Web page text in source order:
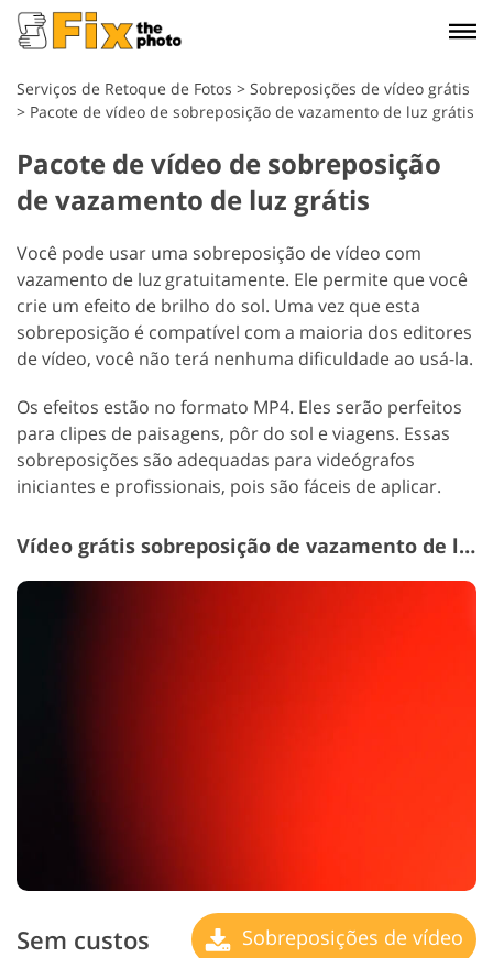
Serviços de Retoque de Fotos > Sobreposições de vídeo grátis
> Pacote de vídeo de sobreposição de vazamento de luz grátis
Pacote de vídeo de sobreposição
de vazamento de luz grátis
Você pode usar uma sobreposição de vídeo com
vazamento de luz gratuitamente. Ele permite que você
crie um efeito de brilho do sol. Uma vez que esta
sobreposição é compatível com a maioria dos editores
de vídeo, você não terá nenhuma dificuldade ao usá-la.
Os efeitos estão no formato MP4. Eles serão perfeitos
para clipes de paisagens, pôr do sol e viagens. Essas
sobreposições são adequadas para videógrafos
iniciantes e profissionais, pois são fáceis de aplicar.
Vídeo grátis sobreposição de vazamento de luz # 1 "Passion"
Sem custos Sobreposições de vídeo